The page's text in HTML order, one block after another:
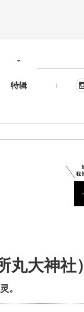
特辑
丸大神社）
。